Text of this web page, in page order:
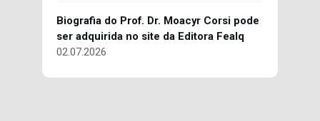
Biografia do Prof. Dr. Moacyr Corsi pode
ser adquirida no site da Editora Fealq
02.07.2026